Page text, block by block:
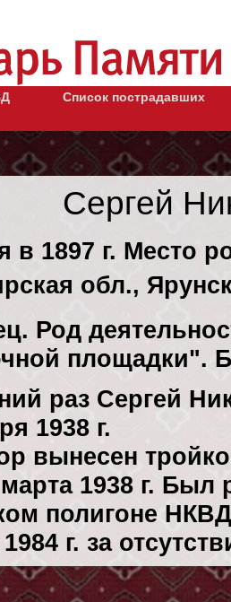
Список пострадавших
Сергей
в 1897 г. Место
обл.,
Род
площадки".
раз Сергей
1938 г.
вынесен
1938 г. Был
полигоне
1984 г. за